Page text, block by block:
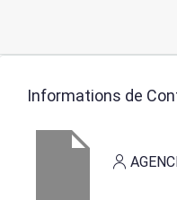
Informations de